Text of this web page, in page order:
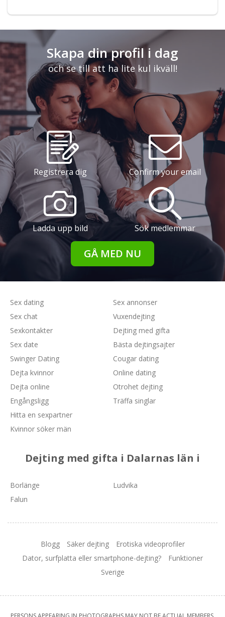
Skapa din profil i dag
och se till att ha lite kul ikväll!
Registrera dig Confirm your email
Ladda upp bild Sök medlemmar
GÅ MED NU
Sex dating
Sex chat
Sexkontakter
Sex date
Swinger Dating
Sex annonser
Vuxendejting
Dejting med gifta
Bästa dejtingsajter
Cougar dating
Dejta kvinnor
Dejta online
Engångsligg
Hitta en sexpartner
Kvinnor söker män
Online dating
Otrohet dejting
Träffa singlar
Dejting med gifta i Dalarnas län i
Borlänge
Falun
Ludvika
Blogg Säker dejting
Erotiska videoprofiler
Dator, surfplatta eller smartphone-dejting?
Funktioner
Sverige